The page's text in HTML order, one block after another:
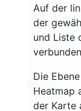
Auf der
der
und Liste
Die
Heatmap
der Karte
160